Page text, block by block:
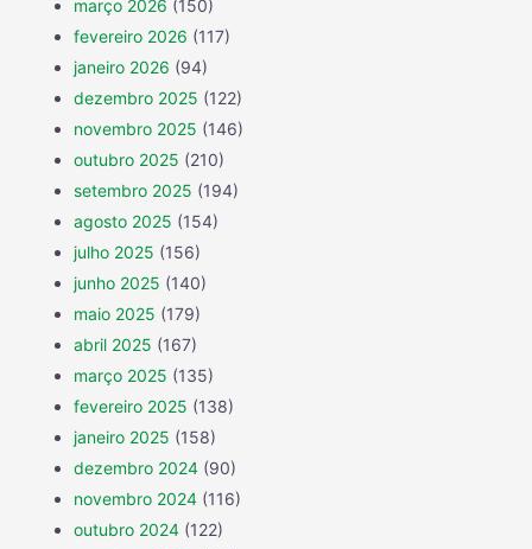
março 2026 (150)
fevereiro 2026 (117)
janeiro 2026 (94)
dezembro 2025 (122)
novembro 2025 (146)
outubro 2025 (210)
setembro 2025 (194)
agosto 2025 (154)
julho 2025 (156)
junho 2025 (140)
maio 2025 (179)
abril 2025 (167)
março 2025 (135)
fevereiro 2025 (138)
janeiro 2025 (158)
dezembro 2024 (90)
novembro 2024 (116)
outubro 2024 (122)